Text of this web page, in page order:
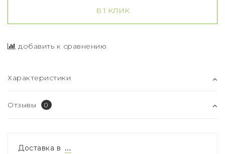
В 1 КЛИК
добавить к сравнению
Характеристики
Отзывы 0
Доставка в …